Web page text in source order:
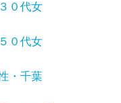
０代女
０代女
・千葉